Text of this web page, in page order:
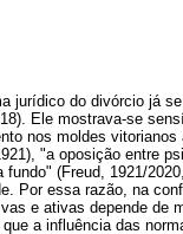
jurídico do divórcio já
Ele mostrava-se
nos moldes
"a oposição entre
(Freud, 1921/
Por essa razão, na
e ativas depende de
a influência das